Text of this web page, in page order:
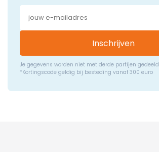
Inschrijven
Je gegevens worden niet met derde partijen gedeeld
*Kortingscode geldig bij besteding vanaf 300 euro